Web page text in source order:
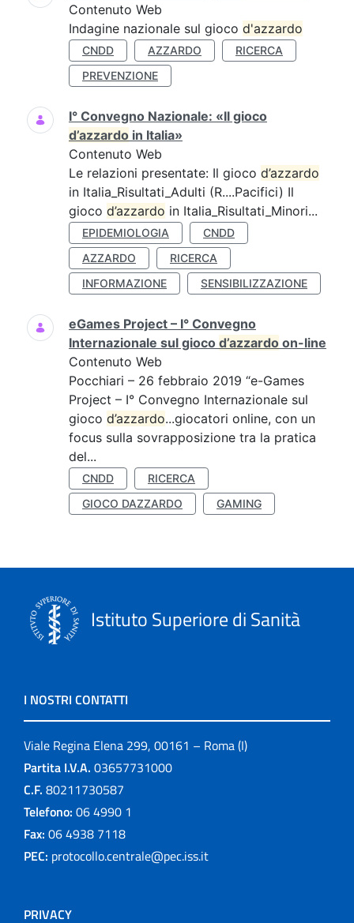
Contenuto Web
Indagine nazionale sul gioco d'azzardo
CNDD AZZARDO
RICERCA
PREVENZIONE
I° Convegno Nazionale: «Il gioco
d’azzardo in Italia»
Contenuto Web
Le relazioni presentate: Il gioco d’azzardo
in Italia_Risultati_Adulti (R....Pacifici) Il
gioco d’azzardo in Italia_Risultati_Minori...
EPIDEMIOLOGIA
CNDD
AZZARDO
RICERCA
INFORMAZIONE
SENSIBILIZZAZIONE
eGames Project – I° Convegno
Internazionale sul gioco d’azzardo on-line
Contenuto Web
Pocchiari – 26 febbraio 2019 “e-Games
Project – I° Convegno Internazionale sul
gioco d’azzardo...giocatori online, con un
focus sulla sovrapposizione tra la pratica
del...
CNDD
RICERCA
GIOCO DAZZARDO
GAMING
Istituto Superiore di Sanità
I NOSTRI CONTATTI
Viale Regina Elena 299, 00161 – Roma (I)
Partita I.V.A. 03657731000
C.F. 80211730587
Telefono: 06 4990 1
Fax: 06 4938 7118
PEC: protocollo.centrale@pec.iss.it
PRIVACY